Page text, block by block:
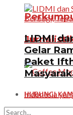
LIDMI
Gelar
Paket
HUBUNGI